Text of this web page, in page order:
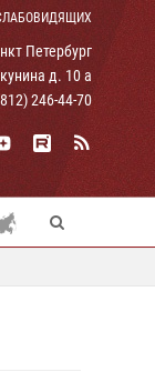
Петербург
д. 10 а
246-44-70